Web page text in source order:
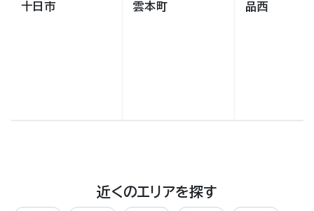
十日市
雲本町
品西
近くのエリアを探す